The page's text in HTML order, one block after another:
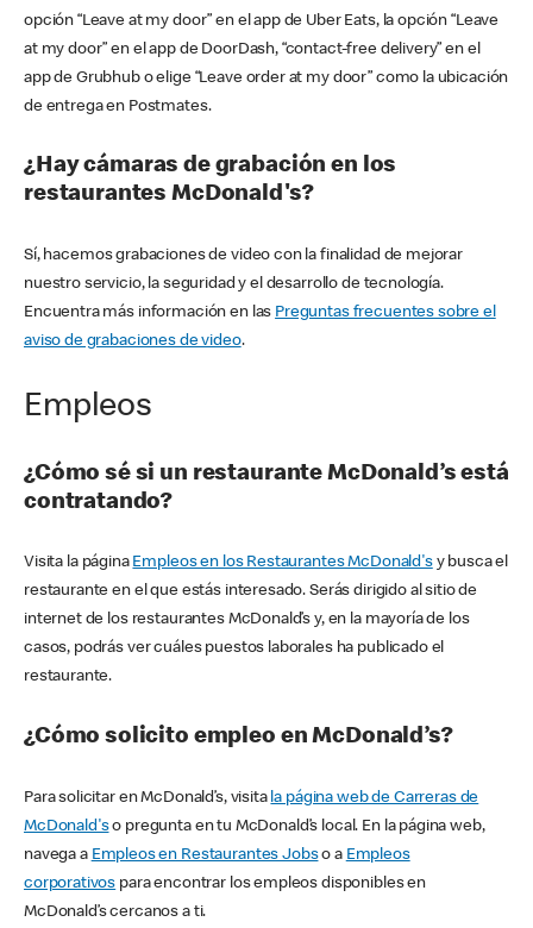
opción “Leave at my door” en el app de Uber Eats, la opción “Leave
at my door” en el app de DoorDash, “contact-free delivery” en el
app de Grubhub o elige “Leave order at my door” como la ubicación
de entrega en Postmates.
¿Hay cámaras de grabación en los
restaurantes McDonald's?
Sí, hacemos grabaciones de video con la finalidad de mejorar
nuestro servicio, la seguridad y el desarrollo de tecnología.
Encuentra más información en las Preguntas frecuentes sobre el
aviso de grabaciones de video.
Empleos
¿Cómo sé si un restaurante McDonald’s está
contratando?
Visita la página Empleos en los Restaurantes McDonald'sy busca el
restaurante en el que estás interesado. Serás dirigido al sitio de
internet de los restaurantes McDonald’s y, en la mayoría de los
casos, podrás ver cuáles puestos laborales ha publicado el
restaurante.
¿Cómo solicito empleo en McDonald’s?
Para solicitar en McDonald’s, visita la página web de Carreras de
McDonald'so pregunta en tu McDonald’s local. En la página web,
navega a Empleos en Restaurantes Jobso a Empleos
corporativos para encontrar los empleos disponibles en
McDonald’s cercanos a ti.